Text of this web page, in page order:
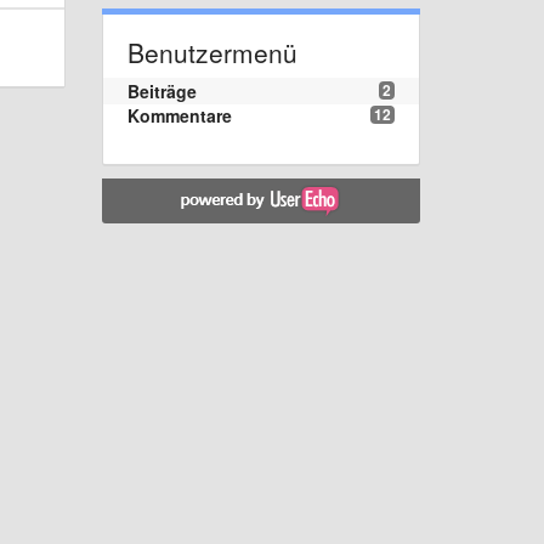
Benutzermenü
2
Beiträge
12
Kommentare